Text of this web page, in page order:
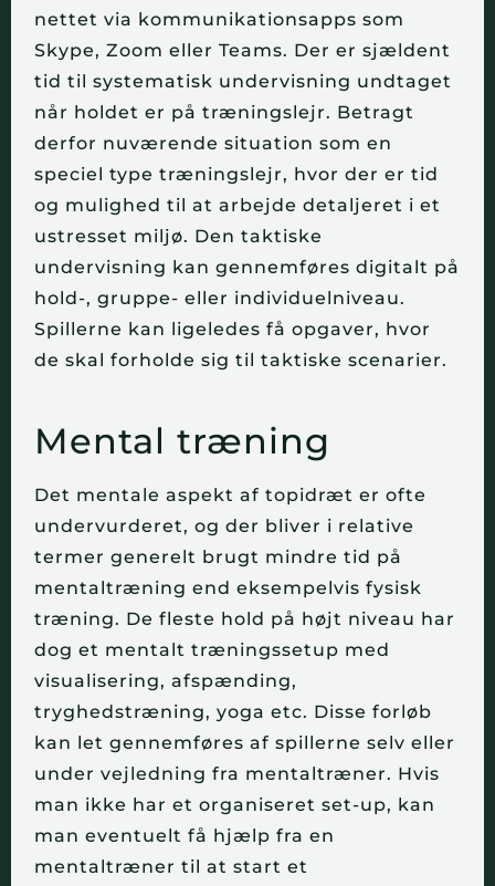
nettet via kommunikationsapps som
Skype, Zoom eller Teams. Der er sjældent
tid til systematisk undervisning undtaget
når holdet er på træningslejr. Betragt
derfor nuværende situation som en
speciel type træningslejr, hvor der er tid
og mulighed til at arbejde detaljeret i et
ustresset miljø. Den taktiske
undervisning kan gennemføres digitalt på
hold-, gruppe- eller individuelniveau.
Spillerne kan ligeledes få opgaver, hvor
de skal forholde sig til taktiske scenarier.
Mental træning
Det mentale aspekt af topidræt er ofte
undervurderet, og der bliver i relative
termer generelt brugt mindre tid på
mentaltræning end eksempelvis fysisk
træning. De fleste hold på højt niveau har
dog et mentalt træningssetup med
visualisering, afspænding,
tryghedstræning, yoga etc. Disse forløb
kan let gennemføres af spillerne selv eller
under vejledning fra mentaltræner. Hvis
man ikke har et organiseret set-up, kan
man eventuelt få hjælp fra en
mentaltræner til at start et